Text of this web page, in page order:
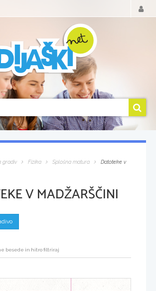
gradiv Fizika Splošna matura
Datoteke v
V MADŽARŠČINI